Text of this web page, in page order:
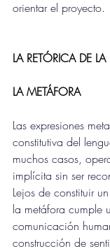
orientar el proyecto.
LA RETÓRICA DE
LA METÁFORA
Las expresiones
constitutiva del
muchos casos,
implícita sin ser
Lejos de constituir
la metáfora cumple
comunicación
construcción de